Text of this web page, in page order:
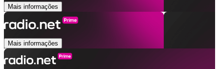
Mais informações
Mais informações